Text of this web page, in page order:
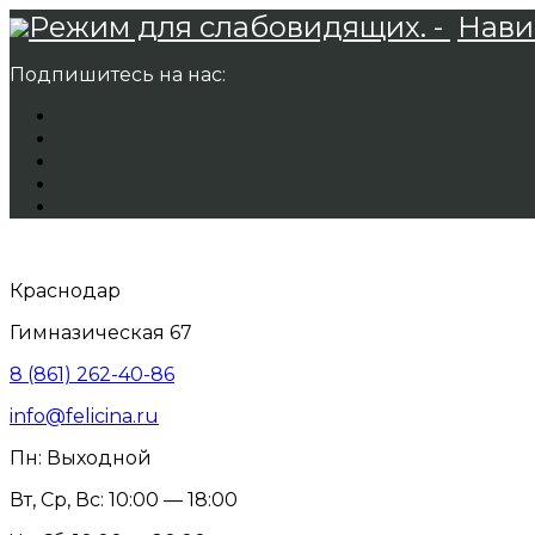
Режим для слабовидящих. -
Подпишитесь на нас:
Краснодар
Гимназическая 67
8 (861) 262-40-86
info@felicina.ru
Пн: Выходной
Вт, Ср, Вс: 10:00 — 18:00